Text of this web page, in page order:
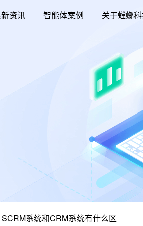
资讯 智能体案例 关于螳螂
SCRM系统和CRM系统有什么区